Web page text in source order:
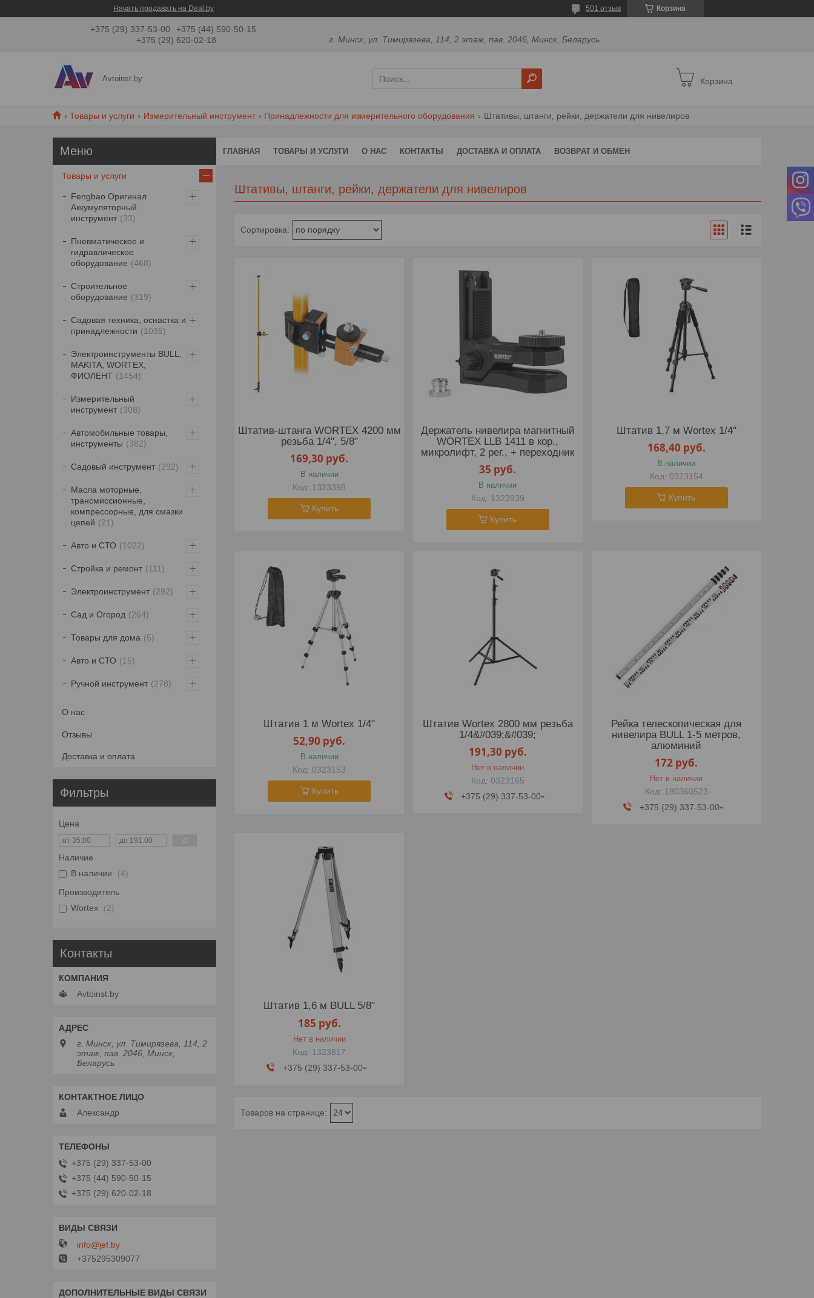
Начать продавать на Deal.by Корзина
501 отзыв
+375 (29) 337-53-00
+375 (44) 590-50-15
+375 (29) 620-02-18
г. Минск, ул. Тимирязева, 114, 2 этаж, пав. 2046, Минск, Беларусь
Avtoinst.by Корзина
Товары и услуги Измерительный инструмент Принадлежности для измерительного оборудования Штативы, штанги, рейки, держатели для нивелиров
ГЛАВНАЯ ТОВАРЫ И УСЛУГИ О НАС КОНТАКТЫ ДОСТАВКА И ОПЛАТА ВОЗВРАТ И ОБМЕН
Штативы, штанги, рейки, держатели для нивелиров
Штатив-штанга WORTEX 4200 мм
резьба 1/4", 5/8"
169,30 руб.
В наличии
1323398
Купить
Держатель нивелира магнитный
WORTEX LLB 1411 в кор.,
микролифт, 2 рег., + переходник
35 руб.
В наличии
1323939
Купить
Штатив 1,7 м Wortex 1/4"
168,40 руб.
В наличии
0323154
Купить
Штатив 1 м Wortex 1/4"
52,90 руб.
В наличии
0323153
Купить
Штатив Wortex 2800 мм резьба
1/4&#039;&#039;
191,30 руб.
Нет в наличии
0323165
+375 (29) 337-53-00
Рейка телескопическая для
нивелира BULL 1-5 метров,
алюминий
172 руб.
Нет в наличии
180360523
+375 (29) 337-53-00
Штатив 1,6 м BULL 5/8"
185 руб.
Нет в наличии
1323817
+375 (29) 337-53-00
Товары и услуги
Fengbao Оригинал
Аккумуляторный
инструмент
33
Пневматическое и
гидравлическое
оборудование
468
Строительное
оборудование
319
Садовая техника, оснастка и
принадлежности
1035
Электроинструменты BULL,
MAKITA, WORTEX,
ФИОЛЕНТ
1454
Измерительный
инструмент
308
Автомобильные товары,
инструменты
382
Садовый инструмент 292
Масла моторные,
трансмиссионные,
компрессорные, для смазки
цепей
21
Авто и СТО 1022
Стройка и ремонт 111
Электроинструмент 292
Сад и Огород 264
Товары для дома 5
Авто и СТО 15
Ручной инструмент 278
О нас
Отзывы
Доставка и оплата
Фильтры
Цена
Наличие
В наличии
4
Производитель
Wortex
2
Контакты
Avtoinst.by
г. Минск, ул. Тимирязева, 114, 2
этаж, пав. 2046, Минск,
Беларусь
Александр
+375 (29) 337-53-00
+375 (44) 590-50-15
+375 (29) 620-02-18
info@jef.by
+375295309077